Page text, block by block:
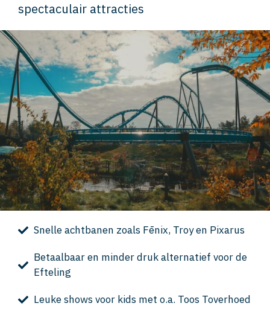
spectaculair attracties
Snelle achtbanen zoals Fēnix, Troy en Pixarus
Betaalbaar en minder druk alternatief voor de
Efteling
Leuke shows voor kids met o.a. Toos Toverhoed